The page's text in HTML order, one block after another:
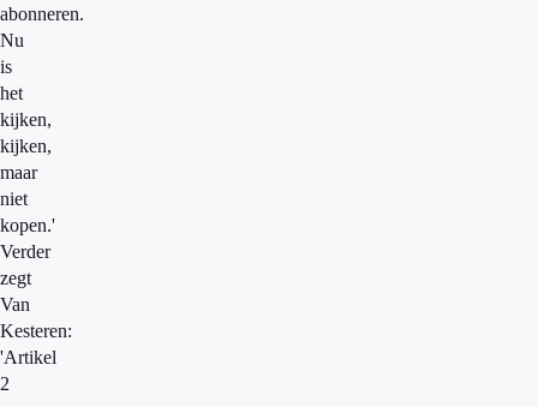
abonneren.
Nu
is
het
kijken,
kijken,
maar
niet
kopen.'
Verder
zegt
Van
Kesteren:
'Artikel
2